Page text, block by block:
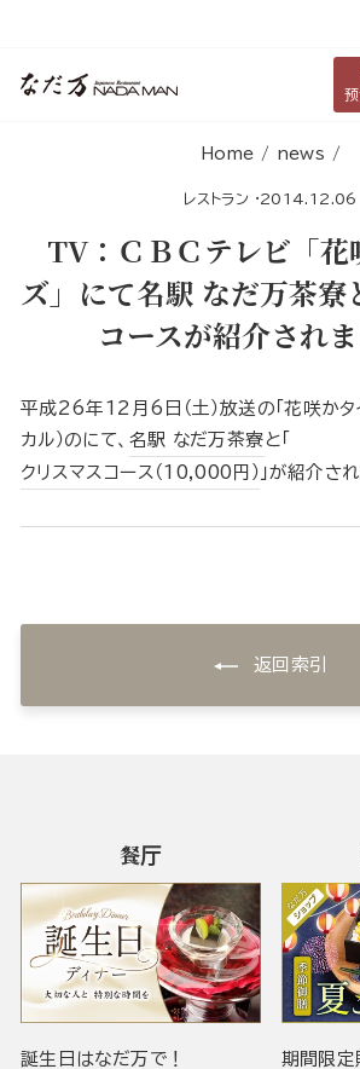
Home / news /
レストラン ·2014.12.06
TV：ＣＢＣテレビ「花
ズ」にて名駅 なだ万茶寮
コースが紹介されま
平成26年12月6日（土）放送の「花咲かタ
カル）のにて、 名駅 なだ万茶寮 と「
クリスマスコース（10,000円） 」が紹介され
返回索引
餐厅
誕生日はなだ万で！ 期間限定